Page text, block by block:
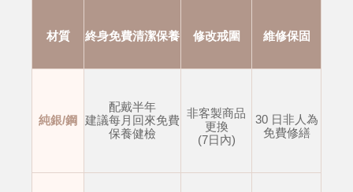
材質 終身免費清潔保養 修改戒圍 維修保固
純銀/鋼
配戴半年
建議每月回來免費
保養健檢
非客製商品
更換
(7日內)
30 日非人為
免費修繕